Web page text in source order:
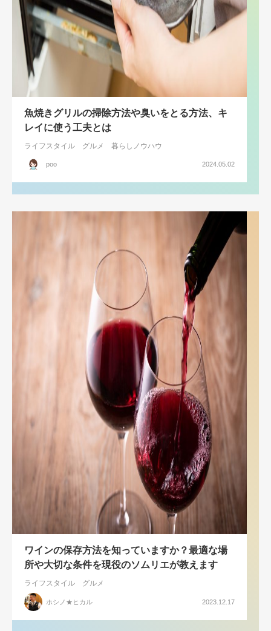
魚焼きグリルの掃除方法や臭いをとる方法、キ
レイに使う工夫とは
ライフスタイル グルメ 暮らしノウハウ
poo 2024.05.02
ワインの保存方法を知っていますか？最適な場
所や大切な条件を現役のソムリエが教えます
ライフスタイル グルメ
ホシノ★ヒカル 2023.12.17